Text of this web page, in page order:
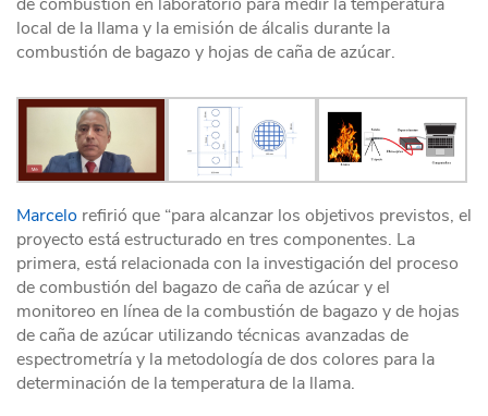
local de la llama y la emisión de álcalis durante la
combustión de bagazo y hojas de caña de azúcar.
Marcelo refirió que “para alcanzar los objetivos previstos, el
proyecto está estructurado en tres componentes. La
primera, está relacionada con la investigación del proceso
de combustión del bagazo de caña de azúcar y el
monitoreo en línea de la combustión de bagazo y de hojas
de caña de azúcar utilizando técnicas avanzadas de
espectrometría y la metodología de dos colores para la
determinación de la temperatura de la llama.